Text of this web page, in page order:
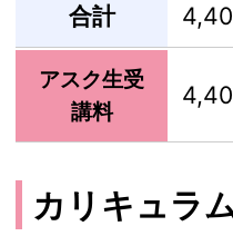
合計
アスク生受
講料
カリキュラ